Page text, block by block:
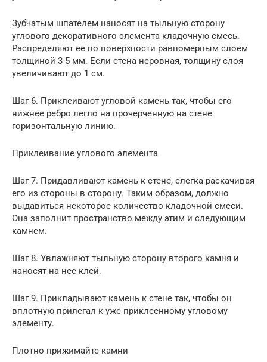
Зубчатым шпателем наносят на тыльную сторону
углового декоративного элемента кладочную смесь.
Распределяют ее по поверхности равномерным слоем
толщиной 3-5 мм. Если стена неровная, толщину слоя
увеличивают до 1 см.
Шаг 6. Приклеивают угловой камень так, чтобы его
нижнее ребро легло на прочерченную на стене
горизонтальную линию.
Приклеивание углового элемента
Шаг 7. Придавливают камень к стене, слегка раскачивая
его из стороны в сторону. Таким образом, должно
выдавиться некоторое количество кладочной смеси.
Она заполнит пространство между этим и следующим
камнем.
Шаг 8. Увлажняют тыльную сторону второго камня и
наносят на нее клей.
Шаг 9. Прикладывают камень к стене так, чтобы он
вплотную прилегал к уже приклеенному угловому
элементу.
Плотно прижимайте камни